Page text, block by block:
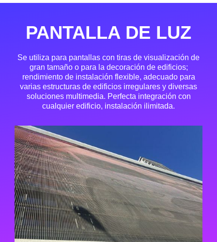
PANTALLA DE LUZ
Se utiliza para pantallas con tiras de visualización de
gran tamaño o para la decoración de edificios;
rendimiento de instalación flexible, adecuado para
varias estructuras de edificios irregulares y diversas
soluciones multimedia. Perfecta integración con
cualquier edificio, instalación ilimitada.